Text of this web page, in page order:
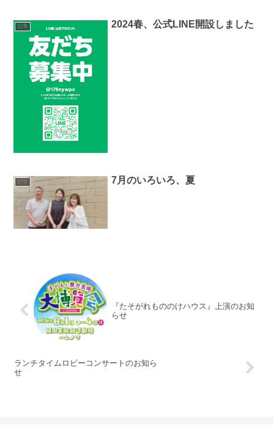
日常 2024春、公式LINE開設しました
日常 7月のいろいろ、夏
『たそがれもののけハウス』上演のお知
らせ
ランチタイムロビーコンサートのお知ら
せ